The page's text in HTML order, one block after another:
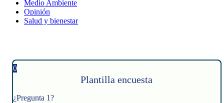
Medio Ambiente
Opinión
Salud y bienestar
0
Plantilla encuesta
¿Pregunta 1?